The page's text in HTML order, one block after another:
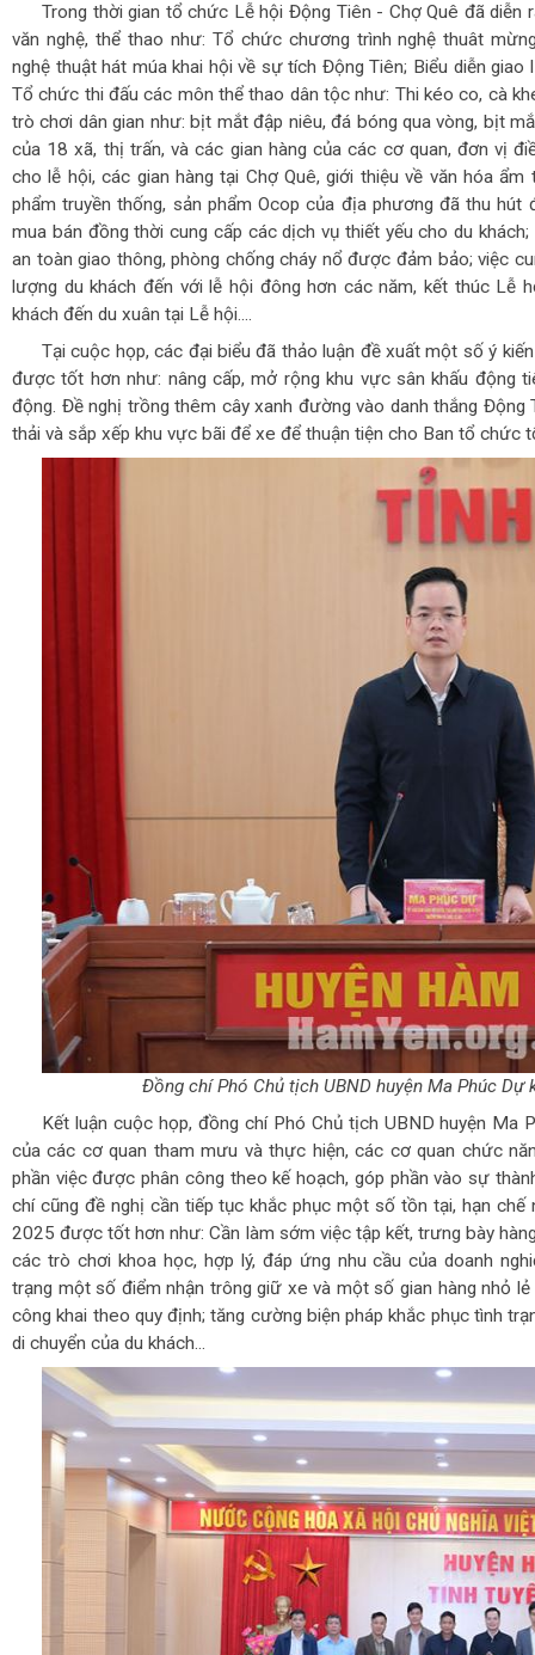
Trong thời gian tổ chức Lễ hội Động Tiên - Chợ Quê đã diễn
văn nghệ, thể thao như: Tổ chức chương trình nghệ thuât
nghệ thuật hát múa khai hội về sự tích Động Tiên; Biểu diễn
Tổ chức thi đấu các môn thể thao dân tộc như: Thi kéo co, cà
trò chơi dân gian như: bịt mắt đập niêu, đá bóng qua vòng, bịt
của 18 xã, thị trấn, và các gian hàng của các cơ quan, đơn vị
cho lễ hội, các gian hàng tại Chợ Quê, giới thiệu về văn hóa
phẩm truyền thống, sản phẩm Ocop của địa phương đã thu hút
mua bán đồng thời cung cấp các dịch vụ thiết yếu cho du
an toàn giao thông, phòng chống cháy nổ được đảm bảo; việc
lượng du khách đến với lễ hội đông hơn các năm, kết thúc Lễ
khách đến du xuân tại Lễ hội....
Tại cuộc họp, các đại biểu đã thảo luận đề xuất một số ý
được tốt hơn như: nâng cấp, mở rộng khu vực sân khấu động
động. Đề nghị trồng thêm cây xanh đường vào danh thắng Động
thải và sắp xếp khu vực bãi để xe để thuận tiện cho Ban tổ chức
Đồng chí Phó Chủ tịch UBND huyện Ma Phúc Dự
Kết luận cuộc họp, đồng chí Phó Chủ tịch UBND huyện Ma
của các cơ quan tham mưu và thực hiện, các cơ quan chức
phần việc được phân công theo kế hoạch, góp phần vào sự
chí cũng đề nghị cần tiếp tục khắc phục một số tồn tại, hạn
2025 được tốt hơn như: Cần làm sớm việc tập kết, trưng bày
các trò chơi khoa học, hợp lý, đáp ứng nhu cầu của doanh
trạng một số điểm nhận trông giữ xe và một số gian hàng nhỏ
công khai theo quy định; tăng cường biện pháp khắc phục tình
di chuyển của du khách...